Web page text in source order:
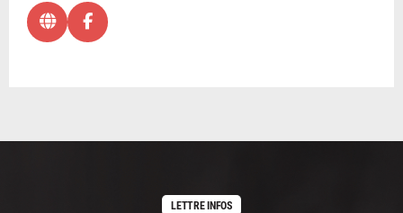
LETTRE INFOS